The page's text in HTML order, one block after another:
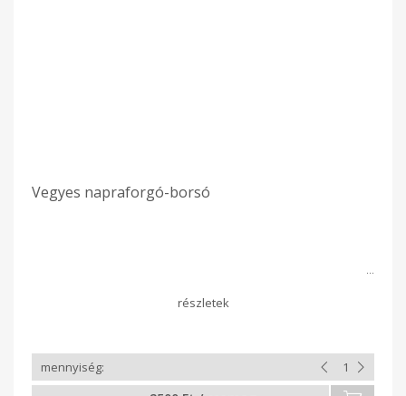
Vegyes napraforgó-borsó